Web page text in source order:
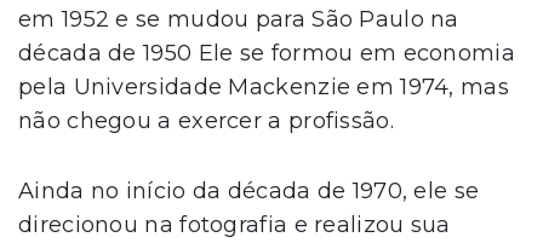
em 1952 e se mudou para São Paulo na
década de 1950 Ele se formou em economia
pela Universidade Mackenzie em 1974, mas
não chegou a exercer a profissão.
Ainda no início da década de 1970, ele se
direcionou na fotografia e realizou sua